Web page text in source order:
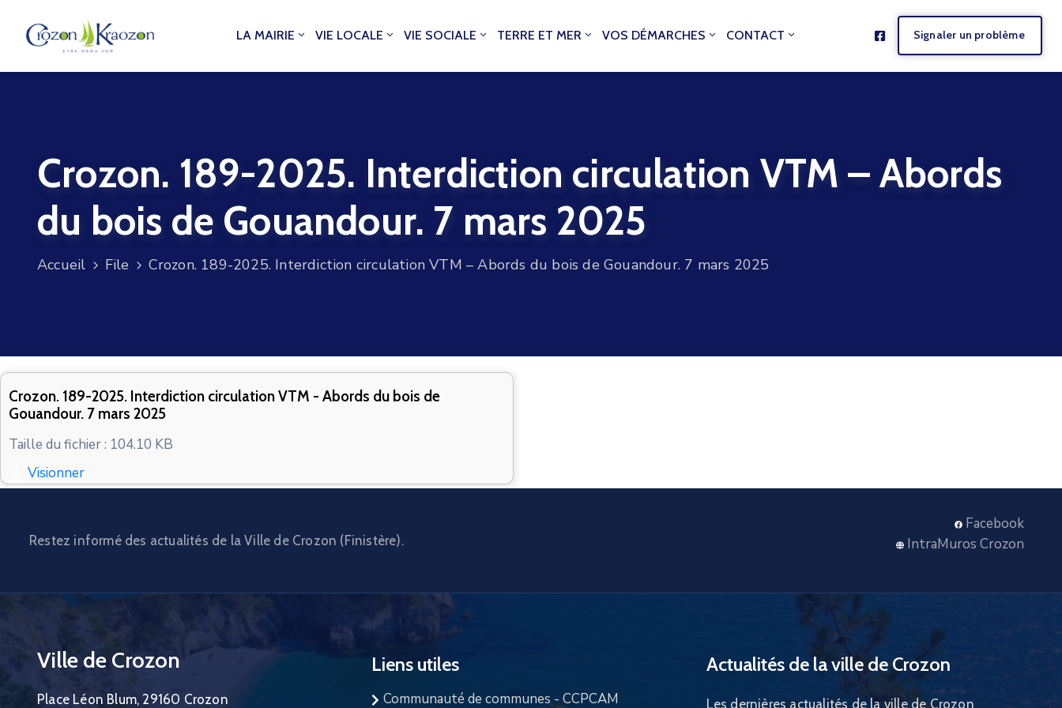
LA MAIRIE VIE LOCALE VIE SOCIALE TERRE ET MER VOS DÉMARCHES CONTACT Signaler un problème
Crozon. 189-2025. Interdiction circulation VTM – Abords
du bois de Gouandour. 7 mars 2025
Accueil File Crozon. 189-2025. Interdiction circulation VTM – Abords du bois de Gouandour. 7 mars 2025
Crozon. 189-2025. Interdiction circulation VTM - Abords du bois de
Gouandour. 7 mars 2025
Taille du fichier : 104.10 KB
Visionner
Restez informé des actualités de la Ville de Crozon (Finistère).
Facebook
IntraMuros Crozon
Ville de Crozon
Place Léon Blum, 29160 Crozon
Liens utiles
Communauté de communes - CCPCAM
Actualités de la ville de Crozon
Les dernières actualités de la ville de Crozon